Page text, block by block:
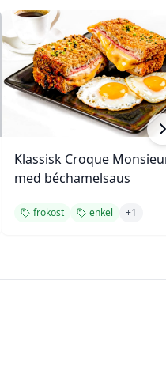
Klassisk Croque
med béchamelsaus
frokost enkel +1